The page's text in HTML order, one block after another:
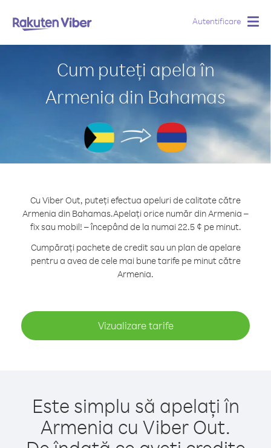
Autentificare
Cum puteți apela în
Armenia din Bahamas
Cu Viber Out, puteți efectua apeluri de calitate către
Armenia din Bahamas.Apelați orice număr din Armenia –
fix sau mobil! – începând de la numai 22.5 ¢ pe minut.
Cumpărați pachete de credit sau un plan de apelare
pentru a avea de cele mai bune tarife pe minut către
Armenia.
Vizualizare tarife
Este simplu să apelați în
Armenia cu Viber Out.